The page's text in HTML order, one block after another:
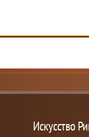
Искусство